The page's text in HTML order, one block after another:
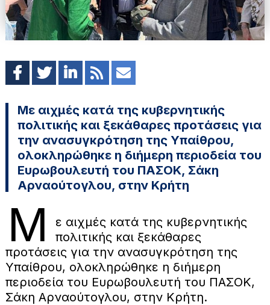
Με αιχμές κατά της κυβερνητικής
πολιτικής και ξεκάθαρες προτάσεις για
την ανασυγκρότηση της Υπαίθρου,
ολοκληρώθηκε η διήμερη περιοδεία του
Ευρωβουλευτή του ΠΑΣΟΚ, Σάκη
Αρναούτογλου, στην Κρήτη
Μ
ε αιχμές κατά της κυβερνητικής
πολιτικής και ξεκάθαρες
προτάσεις για την ανασυγκρότηση της
Υπαίθρου, ολοκληρώθηκε η διήμερη
περιοδεία του Ευρωβουλευτή του ΠΑΣΟΚ,
Σάκη Αρναούτογλου, στην Κρήτη.